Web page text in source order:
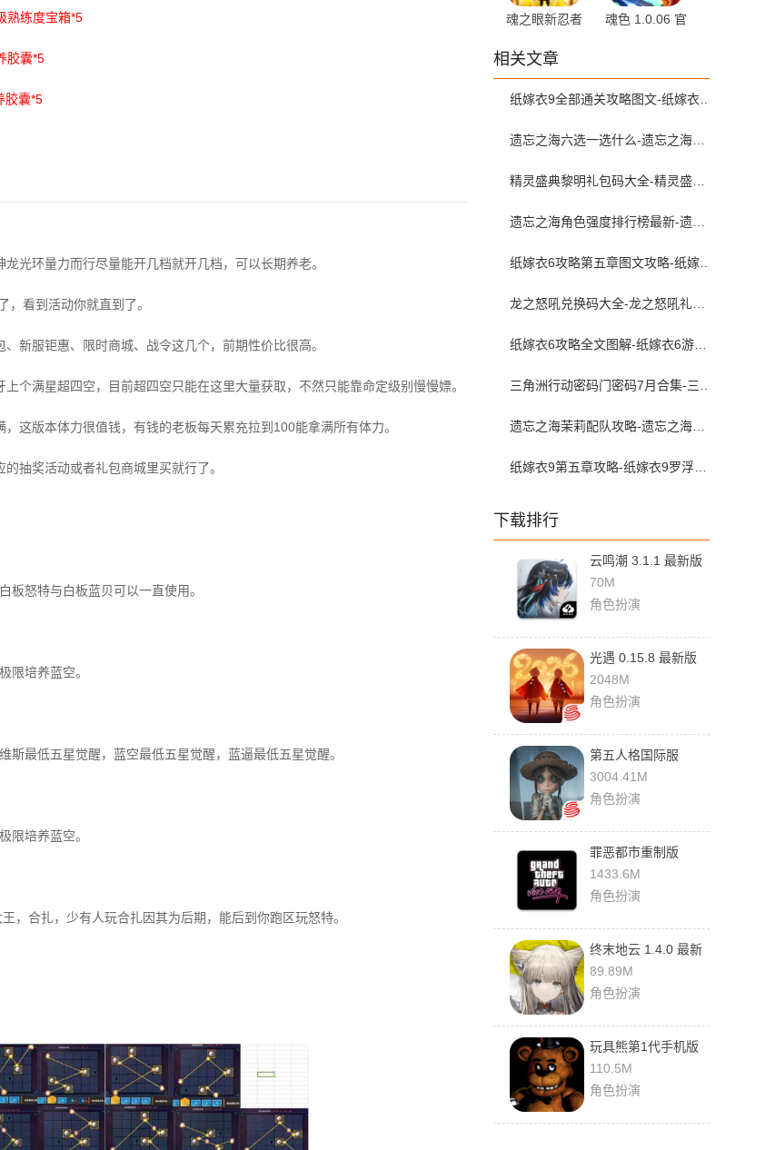
熟练度宝箱*5
胶囊*5
胶囊*5
光环量力而行尽量能开几档就开几档，可以长期养老。
，看到活动你就直到了。
新服钜惠、限时商城、战令这几个，前期性价比很高。
个满星超四空，目前超四空只能在这里大量获取，不然只能靠命定级别慢慢嫖。
这版本体力很值钱，有钱的老板每天累充拉到100能拿满所有体力。
抽奖活动或者礼包商城里买就行了。
板怒特与白板蓝贝可以一直使用。
限培养蓝空。
斯最低五星觉醒，蓝空最低五星觉醒，蓝逼最低五星觉醒。
限培养蓝空。
，合扎，少有人玩合扎因其为后期，能后到你跑区玩怒特。
魂之眼新忍者
安卓版
魂色 1.0.06 官
相关文章
下载排行
云鸣潮 3.1.1 最新版
70M
角色扮演
光遇 0.15.8 最新版
2048M
角色扮演
第五人格国际服
252241040 安卓版
3004.41M
角色扮演
罪恶都市重制版
1.12.259 最新版
1433.6M
角色扮演
终末地云 1.4.0 最新
版
89.89M
角色扮演
玩具熊第1代手机版
2.0.5 最新版
110.5M
角色扮演